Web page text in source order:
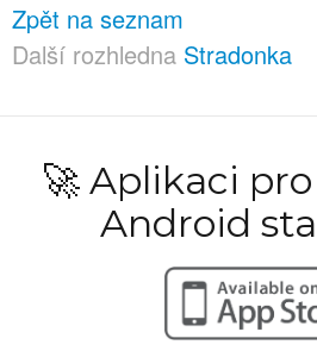
Zpět na seznam
Další rozhledna Stradonka
🚀 Aplikaci
Android